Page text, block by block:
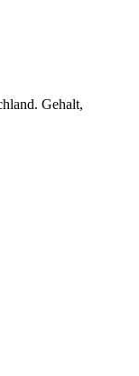
Gehalt,